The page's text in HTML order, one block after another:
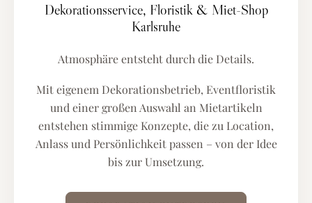
Dekorationsservice, Floristik & Miet-Shop
Karlsruhe
Atmosphäre entsteht durch die Details.
Mit eigenem Dekorationsbetrieb, Eventfloristik
und einer großen Auswahl an Mietartikeln
entstehen stimmige Konzepte, die zu Location,
Anlass und Persönlichkeit passen – von der Idee
bis zur Umsetzung.